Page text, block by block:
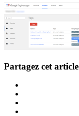
Partagez cet article